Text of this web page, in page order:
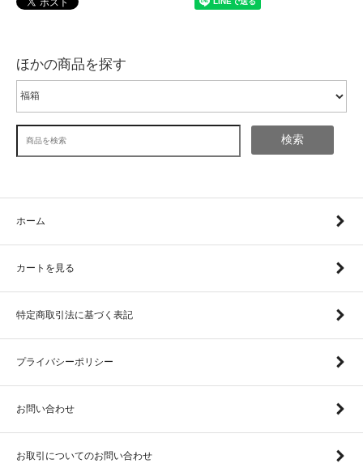
ほかの商品を探す
検索
ホーム
カートを見る
特定商取引法に基づく表記
プライバシーポリシー
お問い合わせ
お取引についてのお問い合わせ